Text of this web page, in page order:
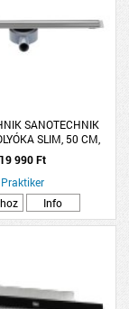
SANOTECHNIK
SLIM, 50 CM,
KRÓM
19 990 Ft
Praktiker
Info